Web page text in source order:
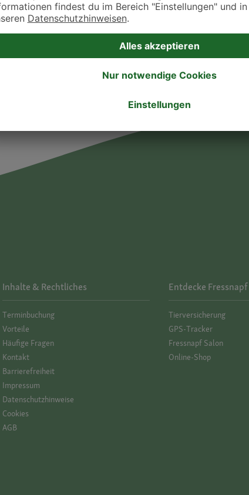
Inhalte & Rechtliches
Termin­buchung
Vorteile
Häufige Fragen
Kontakt
Barrierefreiheit
Impressum
Datenschutz­hinweise
Cookies
AGB
Entdecke Fressnapf
Tierversicherung
GPS-Tracker
Fressnapf Salon
Online-Shop